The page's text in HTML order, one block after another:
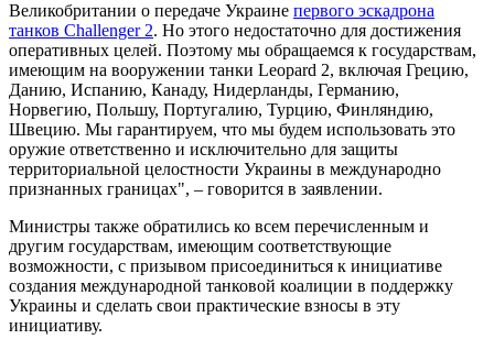
Великобритании о передаче Украине первого эскадрона
танков Challenger 2. Но этого недостаточно для достижения
оперативных целей. Поэтому мы обращаемся к государствам,
имеющим на вооружении танки Leopard 2, включая Грецию,
Данию, Испанию, Канаду, Нидерланды, Германию,
Норвегию, Польшу, Португалию, Турцию, Финляндию,
Швецию. Мы гарантируем, что мы будем использовать это
оружие ответственно и исключительно для защиты
территориальной целостности Украины в международно
признанных границах", – говорится в заявлении.
Министры также обратились ко всем перечисленным и
другим государствам, имеющим соответствующие
возможности, с призывом присоединиться к инициативе
создания международной танковой коалиции в поддержку
Украины и сделать свои практические взносы в эту
инициативу.